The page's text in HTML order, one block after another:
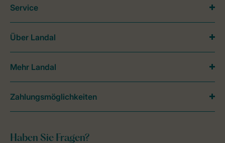
Haben Sie Fragen?
Service
Über Landal
Mehr Landal
Zahlungsmöglichkeiten